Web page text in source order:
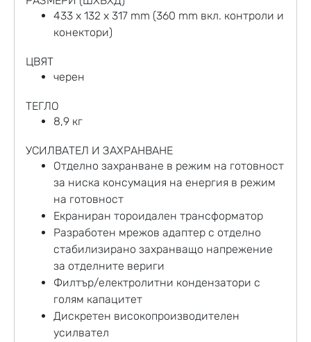
433 x 132 x 317 mm (360 mm вкл. контроли и
конектори)
ЦВЯТ
черен
ТЕГЛО
8,9 кг
УСИЛВАТЕЛ И ЗАХРАНВАНЕ
Отделно захранване в режим на готовност
за ниска консумация на енергия в режим
на готовност
Екраниран тороидален трансформатор
Разработен мрежов адаптер с отделно
стабилизирано захранващо напрежение
за отделните вериги
Филтър/електролитни кондензатори с
голям капацитет
Дискретен високопроизводителен
усилвател